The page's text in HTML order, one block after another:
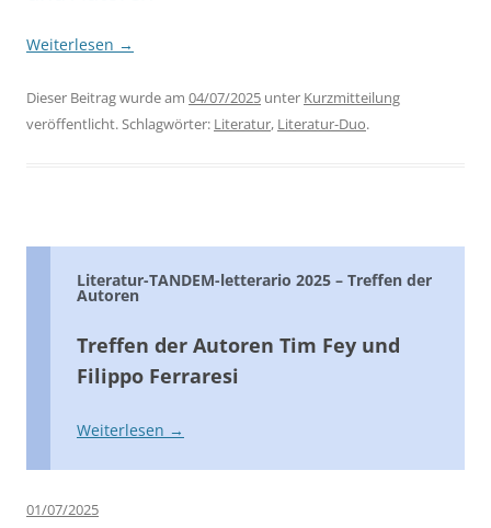
Weiterlesen →
Dieser Beitrag wurde am 04/07/2025 unter Kurzmitteilung
veröffentlicht. Schlagwörter: Literatur, Literatur-Duo.
Literatur-TANDEM-letterario 2025 – Treffen der
Autoren
Treffen der Autoren Tim Fey und
Filippo Ferraresi
Weiterlesen →
01/07/2025